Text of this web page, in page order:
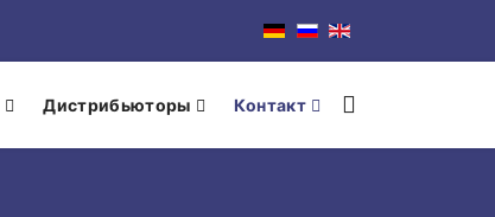
Дистрибьюторы Контакт